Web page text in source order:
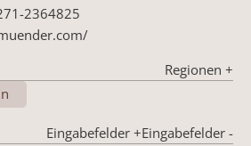
2364825
Regionen +
Eingabefelder -
Eingabefelder +